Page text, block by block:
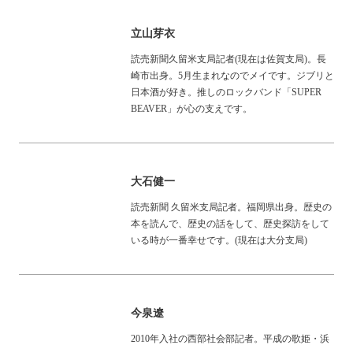
立山芽衣
読売新聞久留米支局記者(現在は佐賀支局)。長
崎市出身。5月生まれなのでメイです。ジブリと
日本酒が好き。推しのロックバンド「SUPER
BEAVER」が心の支えです。
大石健一
読売新聞 久留米支局記者。福岡県出身。歴史の
本を読んで、歴史の話をして、歴史探訪をして
いる時が一番幸せです。(現在は大分支局)
今泉遼
2010年入社の西部社会部記者。平成の歌姫・浜